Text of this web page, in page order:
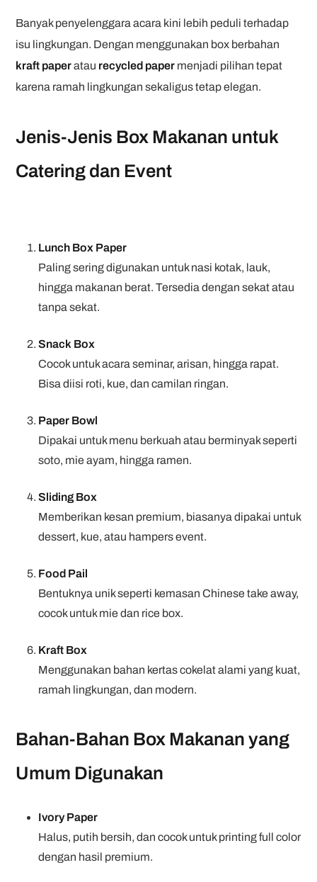
Banyak penyelenggara acara kini lebih peduli terhadap
isu lingkungan. Dengan menggunakan box berbahan
kraft paperatau recycled paper menjadi pilihan tepat
karena ramah lingkungan sekaligus tetap elegan.
Jenis-Jenis Box Makanan untuk
Catering dan Event
Lunch Box Paper
Paling sering digunakan untuk nasi kotak, lauk,
hingga makanan berat. Tersedia dengan sekat atau
tanpa sekat.
Snack Box
Cocok untuk acara seminar, arisan, hingga rapat.
Bisa diisi roti, kue, dan camilan ringan.
Paper Bowl
Dipakai untuk menu berkuah atau berminyak seperti
soto, mie ayam, hingga ramen.
Sliding Box
Memberikan kesan premium, biasanya dipakai untuk
dessert, kue, atau hampers event.
Food Pail
Bentuknya unik seperti kemasan Chinese take away,
cocok untuk mie dan rice box.
Kraft Box
Menggunakan bahan kertas cokelat alami yang kuat,
ramah lingkungan, dan modern.
Bahan-Bahan Box Makanan yang
Umum Digunakan
Ivory Paper
Halus, putih bersih, dan cocok untuk printing full color
dengan hasil premium.